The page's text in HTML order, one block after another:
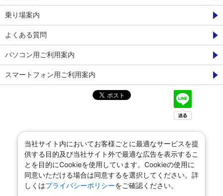
乗り場案内
よくある質問
パソコン用ご利用案内
スマートフォン用ご利用案内
当社サイト内においてお客様ごとに最適なサービスを提
供する目的及び当社サイト外で最適な広告を表示するこ
とを目的にCookieを使用しています。Cookieの使用に
同意いただける場合は同意するを選択してください。詳
しくはプライバシーポリシーをご確認ください。